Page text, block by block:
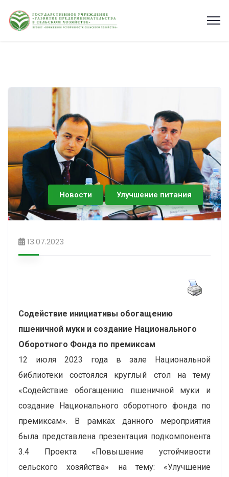
Новости Улучшение питания
13.07.2023
Содействие инициативы обогащению
пшеничной муки и создание Национального
Оборотного Фонда по премиксам
12 июля 2023 года в зале Национальной
библиотеки состоялся круглый стол на тему
«Содействие обогащению пшеничной муки и
создание Национального оборотного фонда по
премиксам». В рамках данного мероприятия
была представлена презентация подкомпонента
3.4 Проекта «Повышение устойчивости
сельского хозяйства» на тему: «Улучшение